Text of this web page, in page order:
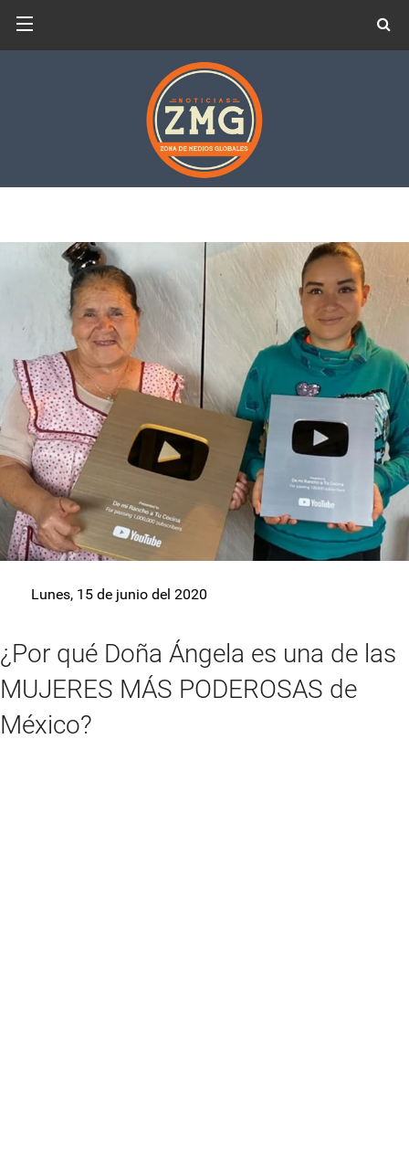
Lunes, 15 de junio del 2020
¿Por qué Doña Ángela es una de las
MUJERES MÁS PODEROSAS de
México?